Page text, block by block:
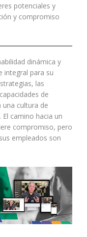
potenciales y
y compromiso
dinámica y
integral para su
las
de
cultura de
camino hacia un
compromiso, pero
empleados son